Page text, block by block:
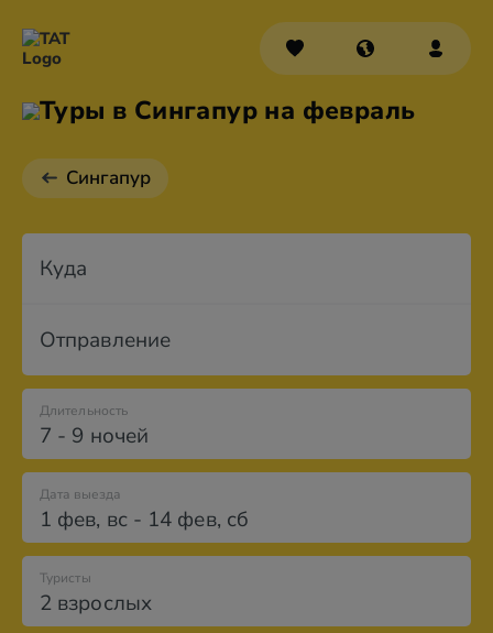
Туры в Сингапур на февраль
Сингапур
Куда
Отправление
7 - 9 ночей
Длительность
Дата выезда
1 фев, вс- 14 фев, сб
2 взрослых
Туристы